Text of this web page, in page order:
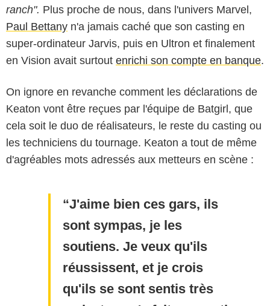
ranch". Plus proche de nous, dans l'univers Marvel,
Paul Bettany n'a jamais caché que son casting en
super-ordinateur Jarvis, puis en Ultron et finalement
en Vision avait surtout enrichi son compte en banque.
On ignore en revanche comment les déclarations de
Keaton vont être reçues par l'équipe de Batgirl, que
cela soit le duo de réalisateurs, le reste du casting ou
les techniciens du tournage. Keaton a tout de même
d'agréables mots adressés aux metteurs en scène :
J'aime bien ces gars, ils
sont sympas, je les
soutiens. Je veux qu'ils
réussissent, et je crois
qu'ils se sont sentis très